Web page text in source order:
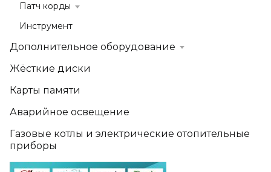
Патч корды
Инструмент
Дополнительное оборудование
Жёсткие диски
Карты памяти
Аварийное освещение
Газовые котлы и электрические отопительные
приборы